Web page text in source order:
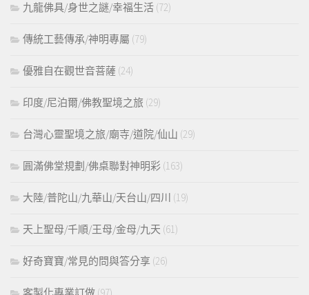
九龍佛具/身世之謎/幸福生活 (72)
傳統工藝傳承/神明專屬 (79)
優雅自在觀世音菩薩 (24)
印度/尼泊爾/佛教聖境之旅 (29)
台灣心靈聖境之旅/廟寺/道院/仙山 (29)
圓滿佛堂規劃/佛桌聯對神明彩 (163)
大陸/普陀山/九華山/天台山/四川 (19)
天上聖母/千順/王母/金母/九天 (61)
好奇寶寶/常見的問與答分享 (26)